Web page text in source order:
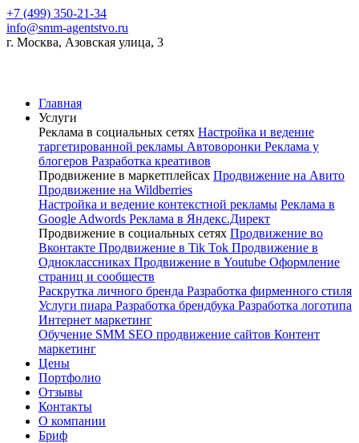
+7 (499) 350-21-34
info@smm-agentstvo.ru
г. Москва, Азовская улица, 3
Главная
Услуги
Реклама в социальных сетях Настройка и ведение
таргетированной рекламы Автоворонки Реклама у
блогеров Разработка креативов
Продвижение в маркетплейсах Продвижение на Авито
Продвижение на Wildberries
Настройка и ведение контекстной рекламы Реклама в
Google Adwords Реклама в Яндекс.Директ
Продвижение в социальных сетях Продвижение во
Вконтакте Продвижение в Tik Tok Продвижение в
Одноклассниках Продвижение в Youtube Оформление
страниц и сообществ
Раскрутка личного бренда Разработка фирменного стиля
Услуги пиара Разработка брендбука Разработка логотипа
Интернет маркетинг
Обучение SMM SEO продвижение сайтов Контент
маркетинг
Цены
Портфолио
Отзывы
Контакты
О компании
Бриф